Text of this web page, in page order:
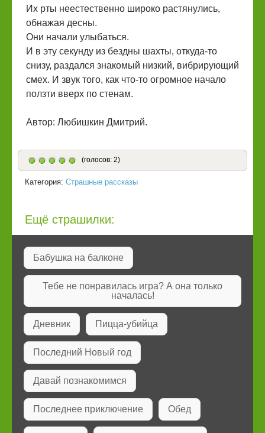
Их рты неестественно широко растянулись,
обнажая десны.
Они начали улыбаться.
И в эту секунду из бездны шахты, откуда-то
снизу, раздался знакомый низкий, вибрирующий
смех. И звук того, как что-то огромное начало
ползти вверх по стенам.
Автор: Любишкин Дмитрий.
(голосов: 2)
Категория: Страшные рассказы
Ещё страшилки:
Бабушка на балконе
Тебе не понравилась игра? А она только
началась!
Дневник Пицца-убийца
Последний Новый год
Давай познакомимся
Последнее приключение Обед